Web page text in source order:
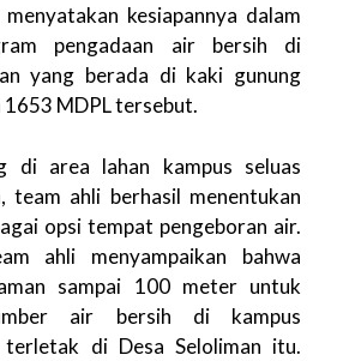
kesiapannya dalam
pengadaan air bersih di
yang berada di kaki gunung
MDPL tersebut.
di area lahan kampus seluas
team ahli berhasil menentukan
opsi tempat pengeboran air.
ahli menyampaikan bahwa
sampai 100 meter untuk
air bersih di kampus
terletak di Desa Seloliman itu.